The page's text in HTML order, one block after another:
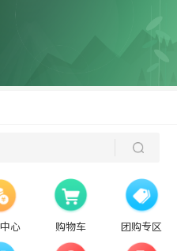
心 购物车 团购专区